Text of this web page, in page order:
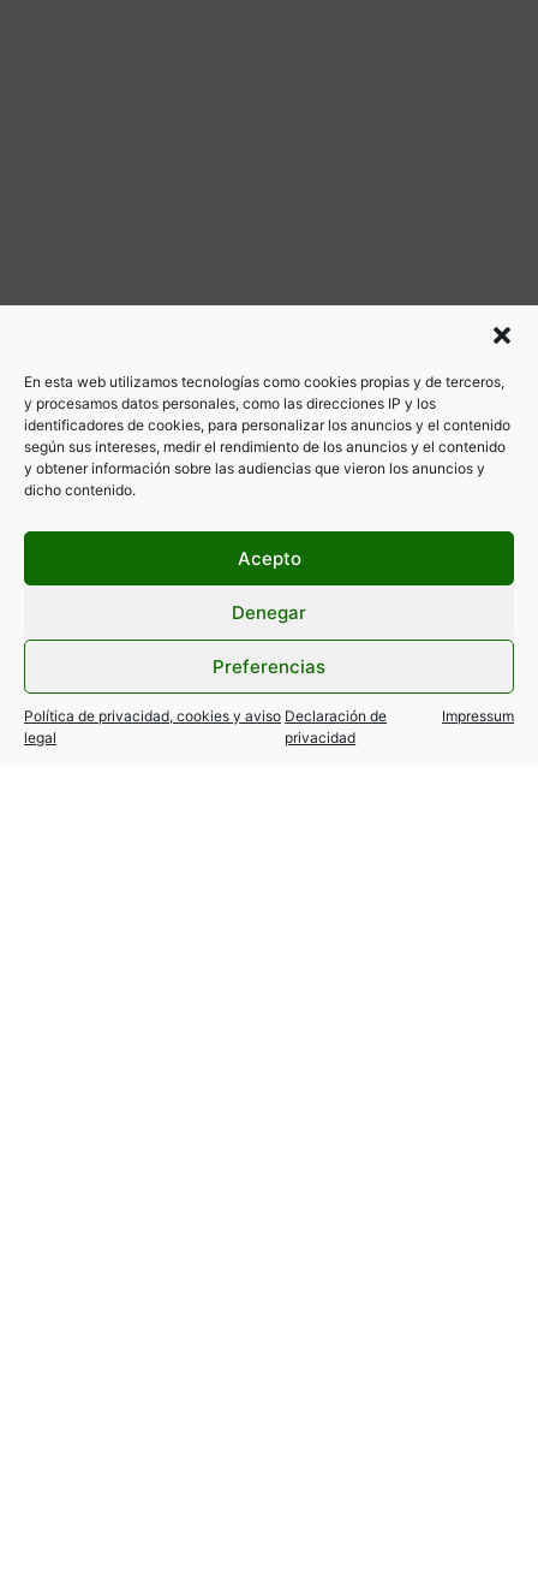
En esta web utilizamos tecnologías como cookies propias y de terceros,
y procesamos datos personales, como las direcciones IP y los
identificadores de cookies, para personalizar los anuncios y el contenido
según sus intereses, medir el rendimiento de los anuncios y el contenido
y obtener información sobre las audiencias que vieron los anuncios y
dicho contenido.
Acepto
Denegar
Preferencias
Política de privacidad, cookies y aviso
legal
Declaración de
privacidad
Impressum